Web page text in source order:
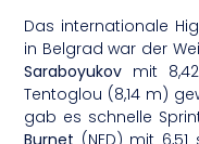
Das internationale
in Belgrad war der
Saraboyukov mit
Tentoglou (8,14 m)
gab es schnelle
Burnet (NED) mit 6,51